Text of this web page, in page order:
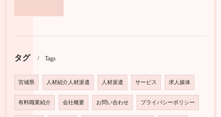
タグ Tags
宮城県 人材紹介人材派遣 人材派遣 サービス 求人媒体
有料職業紹介 会社概要 お問い合わせ プライバシーポリシー